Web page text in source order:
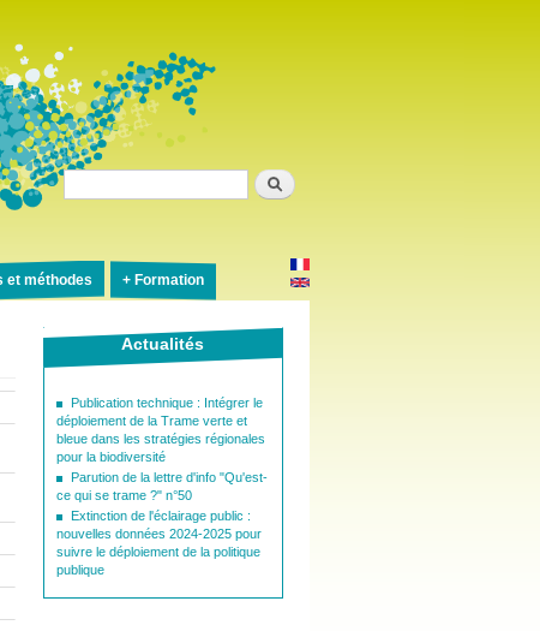
et méthodes Formation
Actualités
Publication technique : Intégrer le
déploiement de la Trame verte et
bleue dans les stratégies régionales
pour la biodiversité
Parution de la lettre d'info "Qu'est-
ce qui se trame ?" n°50
Extinction de l'éclairage public :
nouvelles données 2024-2025 pour
suivre le déploiement de la politique
publique